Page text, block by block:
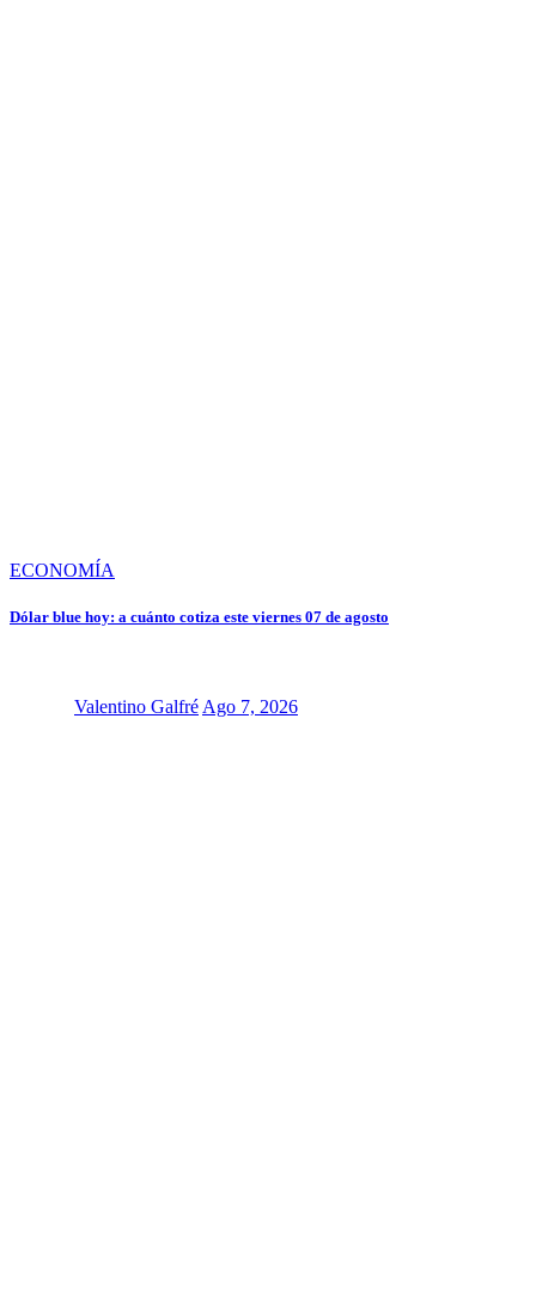
ECONOMÍA
Dólar blue hoy: a cuánto cotiza este viernes 07 de agosto
Valentino Galfré Ago 7, 2026